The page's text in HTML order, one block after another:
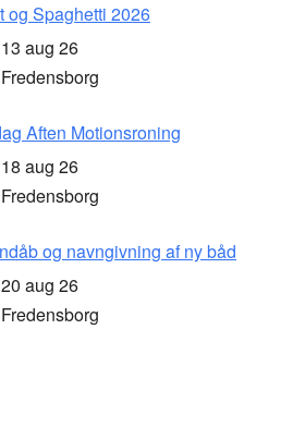
og Spaghetti 2026
13 aug 26
Fredensborg
Aften Motionsroning
18 aug 26
Fredensborg
og navngivning af ny båd
20 aug 26
Fredensborg